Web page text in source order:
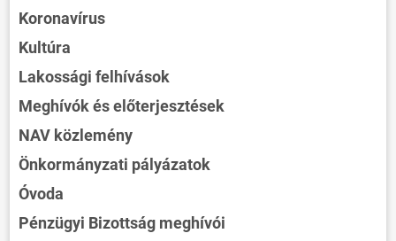
Koronavírus
Kultúra
Lakossági felhívások
Meghívók és előterjesztések
NAV közlemény
Önkormányzati pályázatok
Óvoda
Pénzügyi Bizottság meghívói